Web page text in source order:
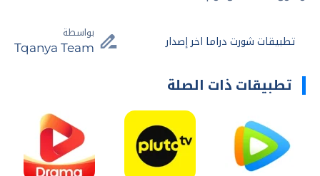
تطبيقات شورت دراما اخر إصدار
بواسطة
Tqanya Team
تطبيقات ذات الصلة